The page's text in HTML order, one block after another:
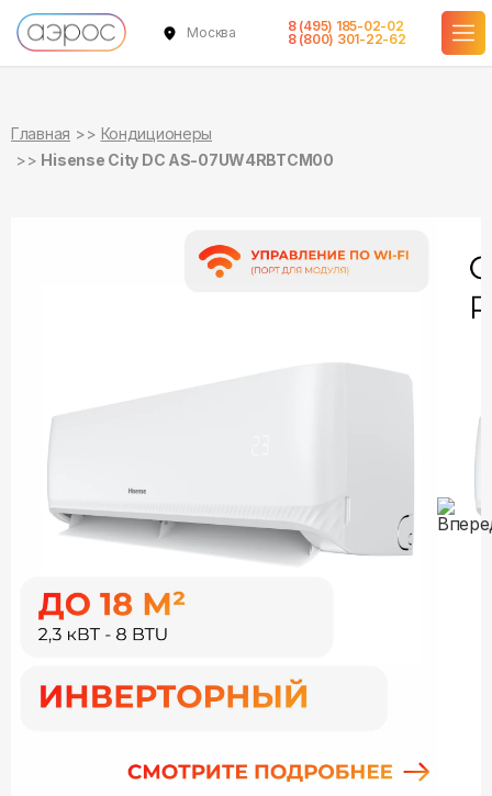
Москва
8 (495) 185-02-02
8 (800) 301-22-62
Главная
Кондиционеры
Hisense City DC AS-07UW4RBTCM00
в наличии
в наличии